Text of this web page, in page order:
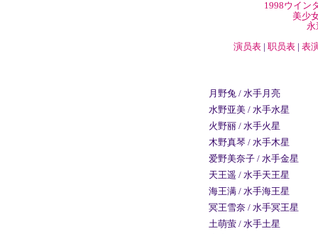
1998ウイン
美少
永
演员表 | 职员表 | 表
月野兔 / 水手月亮
水野亚美 / 水手水星
火野丽 / 水手火星
木野真琴 / 水手木星
爱野美奈子 / 水手金星
天王遥 / 水手天王星
海王满 / 水手海王星
冥王雪奈 / 水手冥王星
土萌萤 / 水手土星